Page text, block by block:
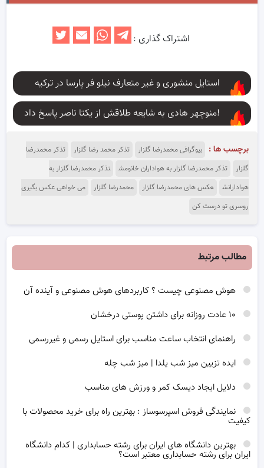
اشتراک گذاری :
استایل منشوری و غیر متعارف نیلو فر پارسا در ترکیه
منوچهر هادی به شایعه طلاقش از یکتا ناصر پاسخ داد!
برچسب ها : بیوگرافی محمدرضا گلزار تذکر محمد رضا گلزار
تذکر محمدرضا
گلزار
تذکر محمدرضا گلزار به هواداران خانومش
تذکر محمدرضا گلزار به
هوادارانش
عکس های محمدرضا گلزار محمدرضا گلزار
می خواهی عکس بگیری
روسری تو درست کن
مطالب مرتبط
هوش مصنوعی چیست ؟ کاربردهای هوش مصنوعی و آینده آن
راهنمای انتخاب ساعت مناسب برای استایل رسمی و غیررسمی
ایده تزیین میز شب یلدا | میز شب چله
دلایل ایجاد دیسک کمر و ورزش های مناسب
نمایندگی فروش اسپرسوساز : بهترین راه برای خرید محصولات با
کیفیت
بهترین دانشگاه های ایران برای رشته حسابداری | کدام دانشگاه
ایران برای رشته حسابداری معتبر است؟